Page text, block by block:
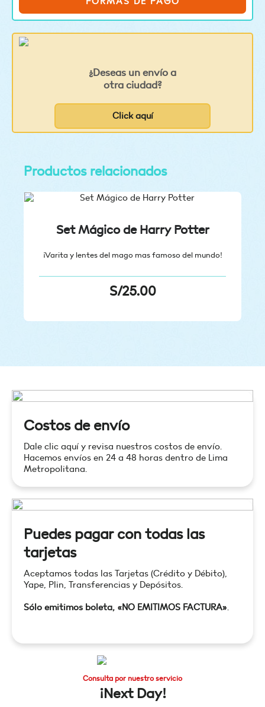
¿Deseas un envío a
otra ciudad?
Click aquí
Productos relacionados
Set Mágico de Harry Potter
¡Varita y lentes del mago mas famoso del mundo!
S/25.00
Costos de envío
Dale clic aquí y revisa nuestros costos de envío.
Hacemos envíos en 24 a 48 horas dentro de Lima
Metropolitana.
Puedes pagar con todas las
tarjetas
Aceptamos todas las Tarjetas (Crédito y Débito),
Yape, Plin, Transferencias y Depósitos.
Sólo emitimos boleta, «NO EMITIMOS FACTURA».
Consulta por nuestro servicio
¡Next Day!